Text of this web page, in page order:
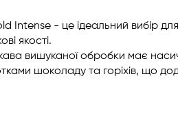
Intense - це ідеальний вибір
якості.
вишуканої обробки має
шоколаду та горіхів, що